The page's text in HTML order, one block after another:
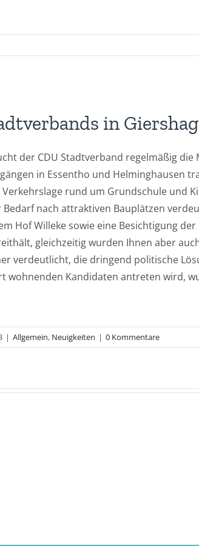
in
der CDU Stadtverband regelmäßig
in Essentho und Helminghausen
Verkehrslage rund um Grundschule
nach attraktiven Bauplätzen
Hof Willeke sowie eine Besichtigung
gleichzeitig wurden Ihnen aber
verdeutlicht, die dringend politische
wohnenden Kandidaten antreten wird,
| Allgemein, Neuigkeiten | 0 Kommentare